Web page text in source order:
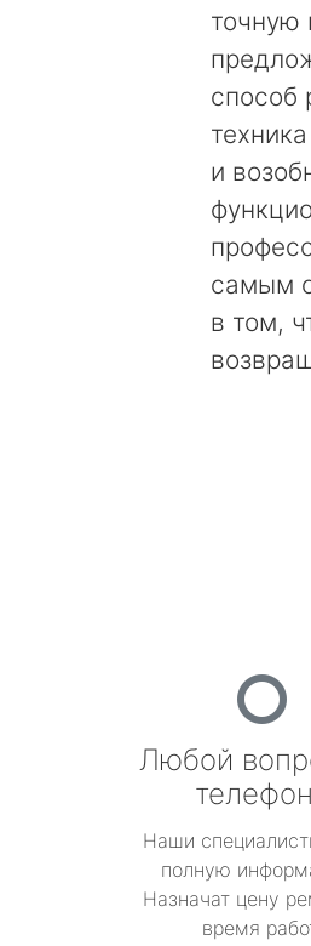
точную
способ
и
самым
в том,
Любой
Наши
полную
Назначат цену
время